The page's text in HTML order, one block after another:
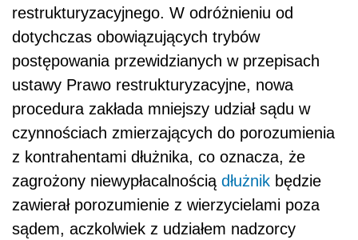
restrukturyzacyjnego. W odróżnieniu od
dotychczas obowiązujących trybów
postępowania przewidzianych w przepisach
ustawy Prawo restrukturyzacyjne, nowa
procedura zakłada mniejszy udział sądu w
czynnościach zmierzających do porozumienia
z kontrahentami dłużnika, co oznacza, że
zagrożony niewypłacalnością dłużnik będzie
zawierał porozumienie z wierzycielami poza
sądem, aczkolwiek z udziałem nadzorcy